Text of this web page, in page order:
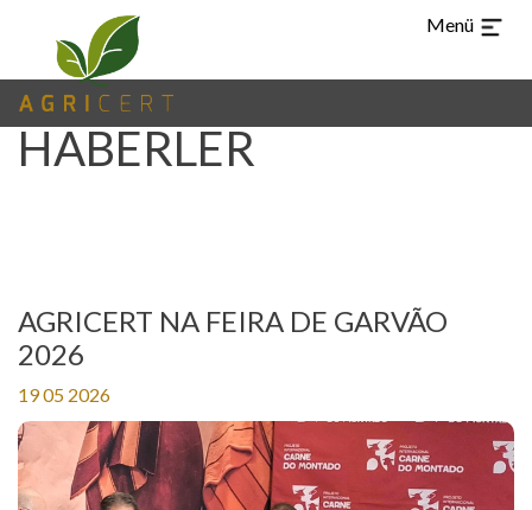
Menü
CHI ARA EN ES PT
TR
ANA
SAYFASI(CURRENT)
HABERLER
AGRICERT NA FEIRA DE GARVÃO
2026
19 05 2026